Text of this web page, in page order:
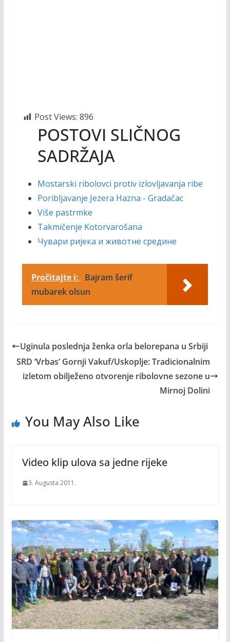
Post Views: 896
POSTOVI SLIČNOG
SADRŽAJA
Mostarski ribolovci protiv izlovljavanja ribe
Poribljavanje Jezera Hazna - Gradačac
Više pastrmke
Takmičenje Kotorvarošana
Чувари ријека и животне средине
Pročitajte i:
Bajram šerif
mubarek olsun
Uginula poslednja ženka orla belorepana u Srbiji
SRD ‘Vrbas’ Gornji Vakuf/Uskoplje: Tradicionalnim
izletom obilježeno otvorenje ribolovne sezone u
Mirnoj Dolini
You May Also Like
Video klip ulova sa jedne rijeke
3. Augusta 2011.